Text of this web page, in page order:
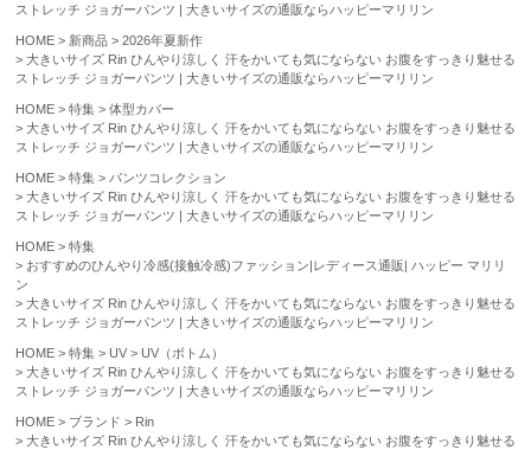
ストレッチ ジョガーパンツ | 大きいサイズの通販ならハッピーマリリン
HOME 新商品
2026年夏新作
大きいサイズ Rin ひんやり涼しく 汗をかいても気にならない お腹をすっきり魅せる
ストレッチ ジョガーパンツ | 大きいサイズの通販ならハッピーマリリン
HOME 特集
体型カバー
大きいサイズ Rin ひんやり涼しく 汗をかいても気にならない お腹をすっきり魅せる
ストレッチ ジョガーパンツ | 大きいサイズの通販ならハッピーマリリン
HOME 特集
パンツコレクション
大きいサイズ Rin ひんやり涼しく 汗をかいても気にならない お腹をすっきり魅せる
ストレッチ ジョガーパンツ | 大きいサイズの通販ならハッピーマリリン
HOME
特集
おすすめのひんやり冷感(接触冷感)ファッション|レディース通販| ハッピー マリリ
ン
大きいサイズ Rin ひんやり涼しく 汗をかいても気にならない お腹をすっきり魅せる
ストレッチ ジョガーパンツ | 大きいサイズの通販ならハッピーマリリン
HOME 特集 UV
UV（ボトム）
大きいサイズ Rin ひんやり涼しく 汗をかいても気にならない お腹をすっきり魅せる
ストレッチ ジョガーパンツ | 大きいサイズの通販ならハッピーマリリン
HOME ブランド
Rin
大きいサイズ Rin ひんやり涼しく 汗をかいても気にならない お腹をすっきり魅せる